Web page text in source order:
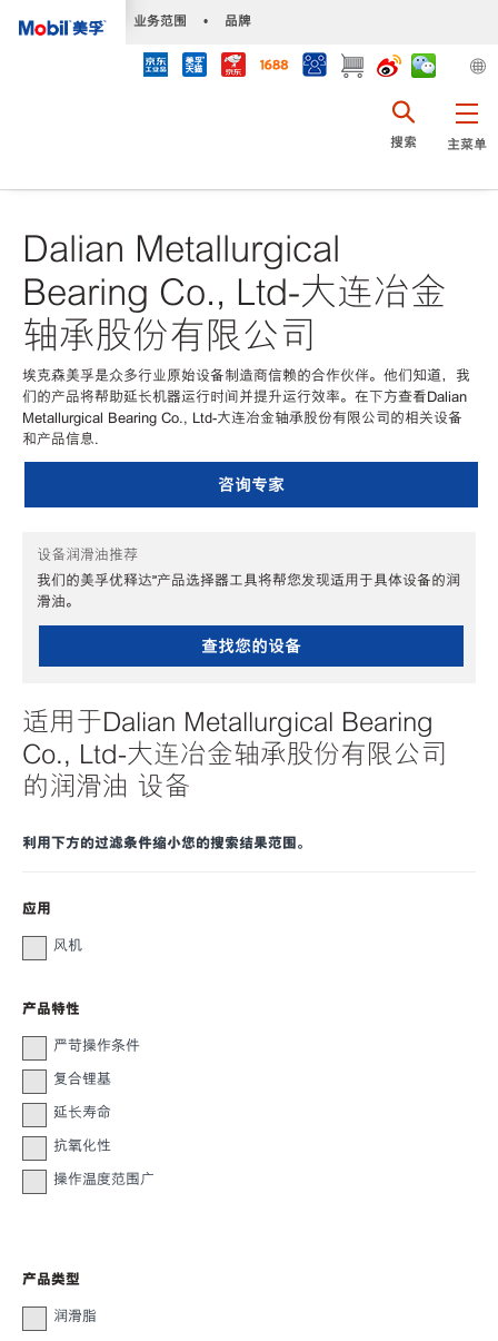
业务范围 • 品牌
主菜单
搜索
Dalian Metallurgical
Bearing Co., Ltd-大连冶金
轴承股份有限公司
埃克森美孚是众多行业原始设备制造商信赖的合作伙伴。他们知道，我
们的产品将帮助延长机器运行时间并提升运行效率。在下方查看Dalian
Metallurgical Bearing Co., Ltd-大连冶金轴承股份有限公司的相关设备
和产品信息.
咨询专家
设备润滑油推荐
我们的美孚优释达℠产品选择器工具将帮您发现适用于具体设备的润
滑油。
查找您的设备
适用于Dalian Metallurgical Bearing
Co., Ltd-大连冶金轴承股份有限公司
的润滑油 设备
利用下方的过滤条件缩小您的搜索结果范围。
应用
风机
产品特性
严苛操作条件
复合锂基
延长寿命
抗氧化性
操作温度范围广
产品类型
润滑脂